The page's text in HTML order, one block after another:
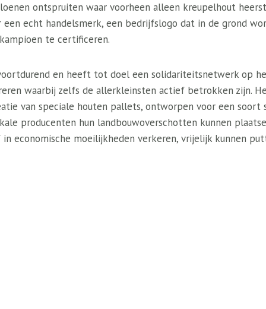
ontspruiten waar voorheen alleen kreupelhout
echt handelsmerk, een bedrijfslogo dat in de grond
te certificeren.
en heeft tot doel een solidariteitsnetwerk op
waarbij zelfs de allerkleinsten actief betrokken zijn.
van speciale houten pallets, ontworpen voor een soort
producenten hun landbouwoverschotten kunnen
economische moeilijkheden verkeren, vrijelijk kunnen